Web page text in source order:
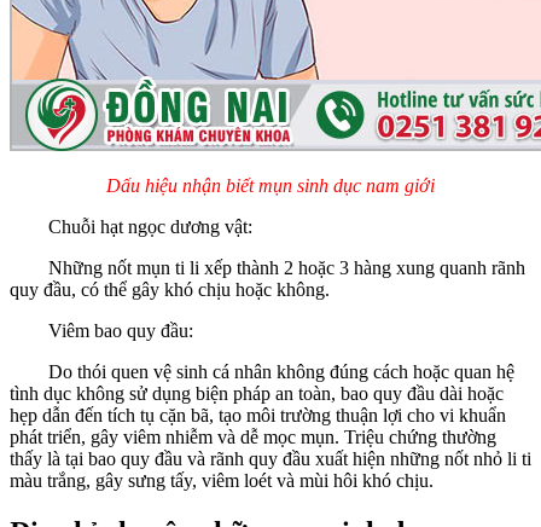
Dấu hiệu nhận biết mụn sinh dục nam giới
Chuỗi hạt ngọc dương vật:
Những nốt mụn ti li xếp thành 2 hoặc 3 hàng xung quanh rãnh
quy đầu, có thể gây khó chịu hoặc không.
Viêm bao quy đầu:
Do thói quen vệ sinh cá nhân không đúng cách hoặc quan hệ
tình dục không sử dụng biện pháp an toàn, bao quy đầu dài hoặc
hẹp dẫn đến tích tụ cặn bã, tạo môi trường thuận lợi cho vi khuẩn
phát triển, gây viêm nhiễm và dễ mọc mụn. Triệu chứng thường
thấy là tại bao quy đầu và rãnh quy đầu xuất hiện những nốt nhỏ li ti
màu trắng, gây sưng tấy, viêm loét và mùi hôi khó chịu.